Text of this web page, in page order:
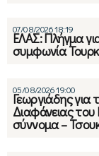
07/08/2026 18:19
ΕΛΑΣ: Πλήγμα
συμφωνία
05/08/2026 19:00
Γεωργιάδης
Διαφάνειας
σύννομα –